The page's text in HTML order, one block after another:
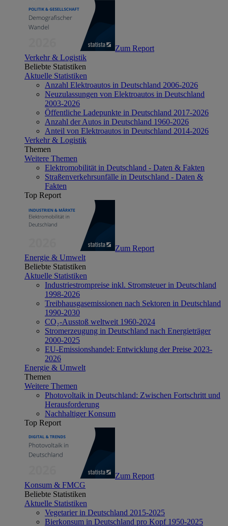
Zum Report
Verkehr & Logistik
Beliebte Statistiken
Aktuelle Statistiken
Anzahl Elektroautos in Deutschland 2006-2026
Neuzulassungen von Elektroautos in Deutschland
2003-2026
Öffentliche Ladepunkte in Deutschland 2017-2026
Anzahl der Autos in Deutschland 1960-2026
Anteil von Elektroautos in Deutschland 2014-2026
Verkehr & Logistik
Themen
Weitere Themen
Elektromobilität in Deutschland - Daten & Fakten
Straßenverkehrsunfälle in Deutschland - Daten &
Fakten
Top Report
Zum Report
Energie & Umwelt
Beliebte Statistiken
Aktuelle Statistiken
Industriestrompreise inkl. Stromsteuer in Deutschland
1998-2026
Treibhausgasemissionen nach Sektoren in Deutschland
1990-2030
CO₂-Ausstoß weltweit 1960-2024
Stromerzeugung in Deutschland nach Energieträger
2000-2025
EU-Emissionshandel: Entwicklung der Preise 2023-
2026
Energie & Umwelt
Themen
Weitere Themen
Photovoltaik in Deutschland: Zwischen Fortschritt und
Herausforderung
Nachhaltiger Konsum
Top Report
Zum Report
Konsum & FMCG
Beliebte Statistiken
Aktuelle Statistiken
Vegetarier in Deutschland 2015-2025
Bierkonsum in Deutschland pro Kopf 1950-2025